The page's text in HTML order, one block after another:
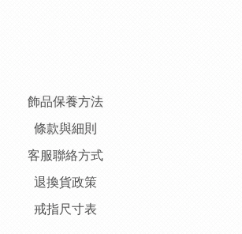
飾品保養方法
條款與細則
客服聯絡方式
退換貨政策
戒指尺寸表